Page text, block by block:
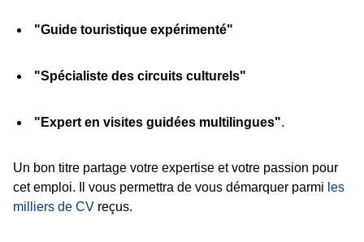
"Guide touristique expérimenté"
"Spécialiste des circuits culturels"
"Expert en visites guidées multilingues".
Un bon titre partage votre expertise et votre passion pour
cet emploi. Il vous permettra de vous démarquer parmi les
milliers de CV reçus.